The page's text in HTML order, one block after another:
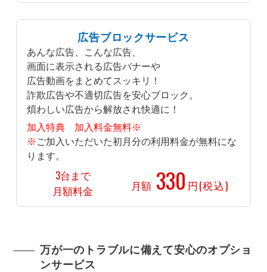
広告ブロックサービス
あんな広告、こんな広告、
画面に表示される広告バナーや
広告動画をまとめてスッキリ！
詐欺広告や不適切広告を安心ブロック。
煩わしい広告から解放され快適に！
加入特典 加入料金無料※
※ ご加入いただいた初月分の利用料金が無料にな
ります。
3台まで
月額料金
月額330 円(税込)
万が一のトラブルに備えて安心のオプショ
ンサービス